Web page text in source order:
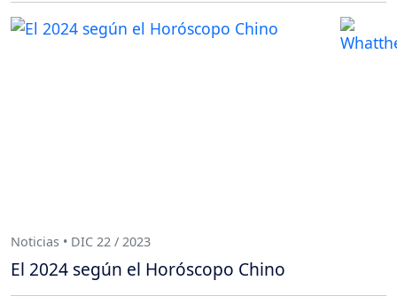
Noticias • DIC 22 / 2023
El 2024 según el Horóscopo Chino